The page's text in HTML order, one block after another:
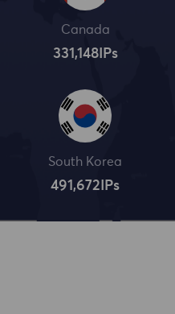
Canada
331,148IPs
South Korea
491,672 IPs